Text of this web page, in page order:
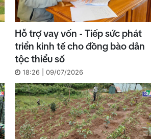
Hỗ trợ vay vốn - Tiếp sức phát
triển kinh tế cho đồng bào dân
tộc thiểu số
18:26 | 09/07/2026